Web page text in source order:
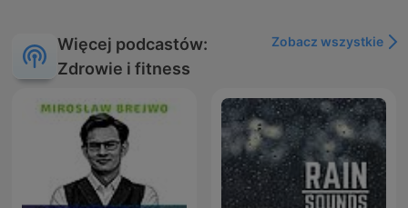
Więcej podcastów:
Zdrowie i fitness
Zobacz wszystkie